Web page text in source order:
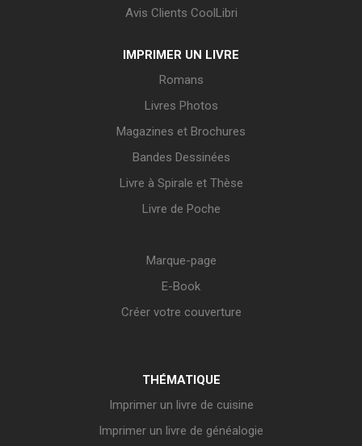
Avis Clients CoolLibri
IMPRIMER UN LIVRE
Romans
Livres Photos
Magazines et Brochures
Bandes Dessinées
Livre à Spirale et Thèse
Livre de Poche
Marque-page
E-Book
Créer votre couverture
THÉMATIQUE
Imprimer un livre de cuisine
Imprimer un livre de généalogie